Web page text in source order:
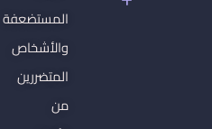
المستضعفة
والأشخاص
المتضررين
من